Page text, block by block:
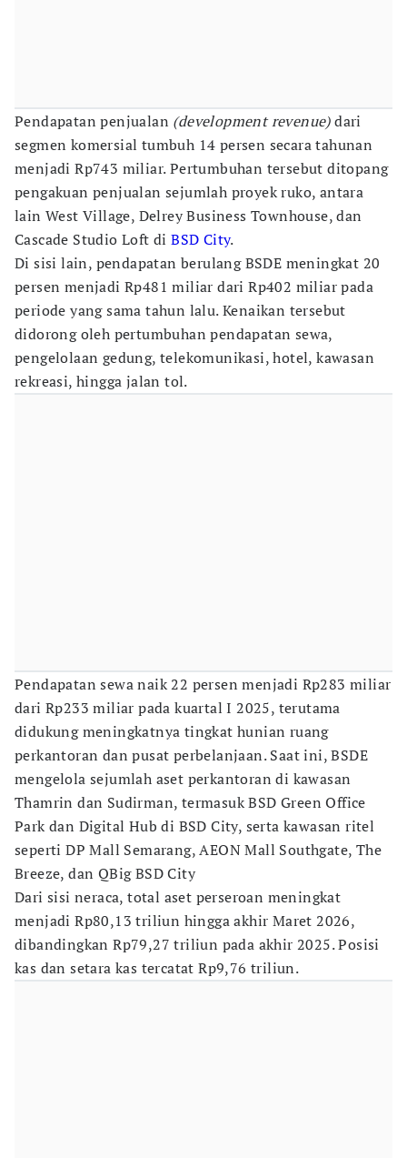
Pendapatan penjualan (development revenue)dari
segmen komersial tumbuh 14 persen secara tahunan
menjadi Rp743 miliar. Pertumbuhan tersebut ditopang
pengakuan penjualan sejumlah proyek ruko, antara
lain West Village, Delrey Business Townhouse, dan
Cascade Studio Loft diBSD City.
Di sisi lain, pendapatan berulang BSDE meningkat 20
persen menjadi Rp481 miliar dari Rp402 miliar pada
periode yang sama tahun lalu. Kenaikan tersebut
didorong oleh pertumbuhan pendapatan sewa,
pengelolaan gedung, telekomunikasi, hotel, kawasan
rekreasi, hingga jalan tol.
Pendapatan sewa naik 22 persen menjadi Rp283 miliar
dari Rp233 miliar pada kuartal I 2025, terutama
didukung meningkatnya tingkat hunian ruang
perkantoran dan pusat perbelanjaan. Saat ini, BSDE
mengelola sejumlah aset perkantoran di kawasan
Thamrin dan Sudirman, termasuk BSD Green Office
Park dan Digital Hub di BSD City, serta kawasan ritel
seperti DP Mall Semarang, AEON Mall Southgate, The
Breeze, dan QBig BSD City
Dari sisi neraca, total aset perseroan meningkat
menjadi Rp80,13 triliun hingga akhir Maret 2026,
dibandingkan Rp79,27 triliun pada akhir 2025. Posisi
kas dan setara kas tercatat Rp9,76 triliun.